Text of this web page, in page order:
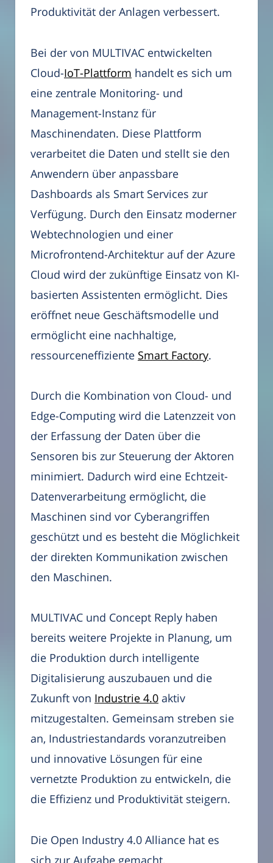
Produktivität der Anlagen verbessert.
Bei der von MULTIVAC entwickelten
Cloud-IoT-Plattform handelt es sich um
eine zentrale Monitoring- und
Management-Instanz für
Maschinendaten. Diese Plattform
verarbeitet die Daten und stellt sie den
Anwendern über anpassbare
Dashboards als Smart Services zur
Verfügung. Durch den Einsatz moderner
Webtechnologien und einer
Microfrontend-Architektur auf der Azure
Cloud wird der zukünftige Einsatz von KI-
basierten Assistenten ermöglicht. Dies
eröffnet neue Geschäftsmodelle und
ermöglicht eine nachhaltige,
ressourceneffiziente Smart Factory.
Durch die Kombination von Cloud- und
Edge-Computing wird die Latenzzeit von
der Erfassung der Daten über die
Sensoren bis zur Steuerung der Aktoren
minimiert. Dadurch wird eine Echtzeit-
Datenverarbeitung ermöglicht, die
Maschinen sind vor Cyberangriffen
geschützt und es besteht die Möglichkeit
der direkten Kommunikation zwischen
den Maschinen.
MULTIVAC und Concept Reply haben
bereits weitere Projekte in Planung, um
die Produktion durch intelligente
Digitalisierung auszubauen und die
Zukunft von Industrie 4.0 aktiv
mitzugestalten. Gemeinsam streben sie
an, Industriestandards voranzutreiben
und innovative Lösungen für eine
vernetzte Produktion zu entwickeln, die
die Effizienz und Produktivität steigern.
Die Open Industry 4.0 Alliance hat es
sich zur Aufgabe gemacht,